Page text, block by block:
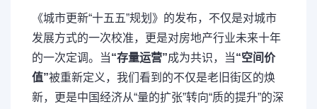
《城市更新“十五五”规划》的发布，不仅是对城市
发展方式的一次校准，更是对房地产行业未来十年
的一次定调。当“存量运营”成为共识，当“空间价
值”被重新定义，我们看到的不仅是老旧街区的焕
新，更是中国经济从“量的扩张”转向“质的提升”的深